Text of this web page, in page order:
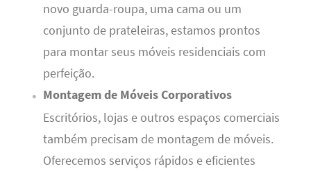
novo guarda-roupa, uma cama ou um
conjunto de prateleiras, estamos prontos
para montar seus móveis residenciais com
perfeição.
Montagem de Móveis Corporativos
Escritórios, lojas e outros espaços comerciais
também precisam de montagem de móveis.
Oferecemos serviços rápidos e eficientes